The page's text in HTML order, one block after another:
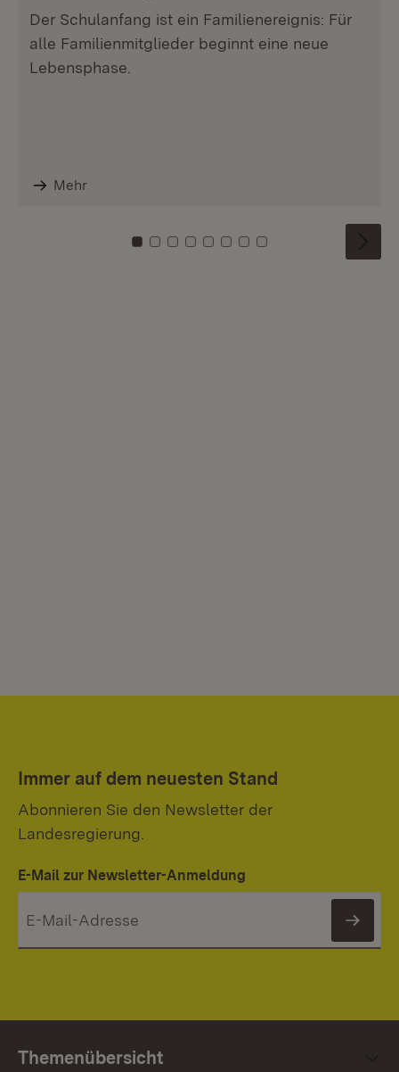
Der Schulanfang ist ein Familienereignis: Für
alle Familienmitglieder beginnt eine neue
Lebensphase.
Mehr
Zu Kachel: 0
Zu Kachel: 1
Zu Kachel: 2
Zu Kachel: 3
Zu Kachel: 4
Zu Kachel: 5
Zu Kachel: 6
Zu Kachel: 7
Immer auf dem neuesten Stand
Abonnieren Sie den Newsletter der
Landesregierung.
E-Mail zur Newsletter-Anmeldung
Themenübersicht